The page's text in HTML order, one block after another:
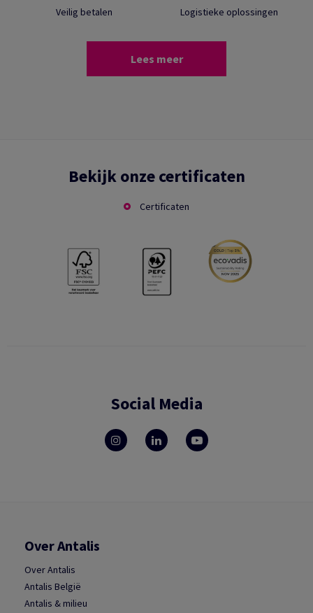
Veilig betalen Logistieke oplossingen
Lees meer
Bekijk onze certificaten
Certificaten
Social Media
Over Antalis
Over Antalis
Antalis België
Antalis & milieu